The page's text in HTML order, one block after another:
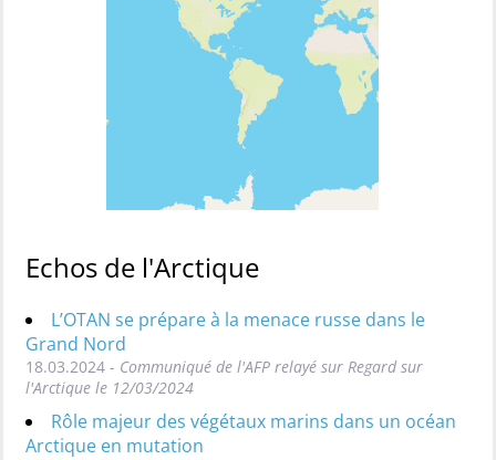
Echos de l'Arctique
L’OTAN se prépare à la menace russe dans le
Grand Nord
18.03.2024 - Communiqué de l'AFP relayé sur Regard sur
l'Arctique le 12/03/2024
Rôle majeur des végétaux marins dans un océan
Arctique en mutation